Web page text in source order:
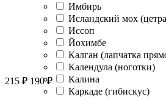
Имбирь
Исландский мох
Иссоп
Йохимбе
Калган (лапчатка
Календула (ноготки)
Калина
Каркаде (гибискус)
215 ₽ 190 ₽